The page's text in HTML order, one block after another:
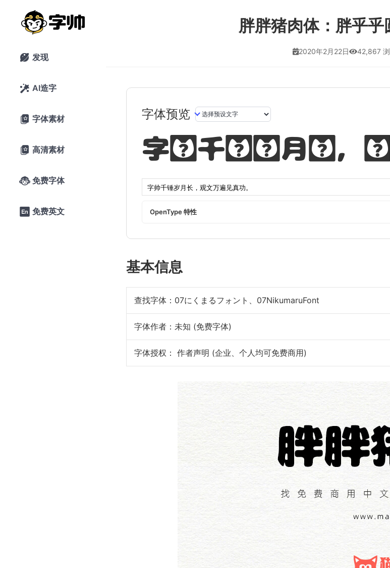
 发现
 AI造字
 字体素材
 高清素材
 免费字体
 免费英文
胖胖猪肉体：胖乎
2020年2月22日 42,867
字体预览
字帅千锤岁月长，
OpenType 特性
基本信息
查找字体： 07にくまるフォント、07NikumaruFont
字体作者：未知 (免费字体)
字体授权： 作者声明 (企业、个人均可免费商用)